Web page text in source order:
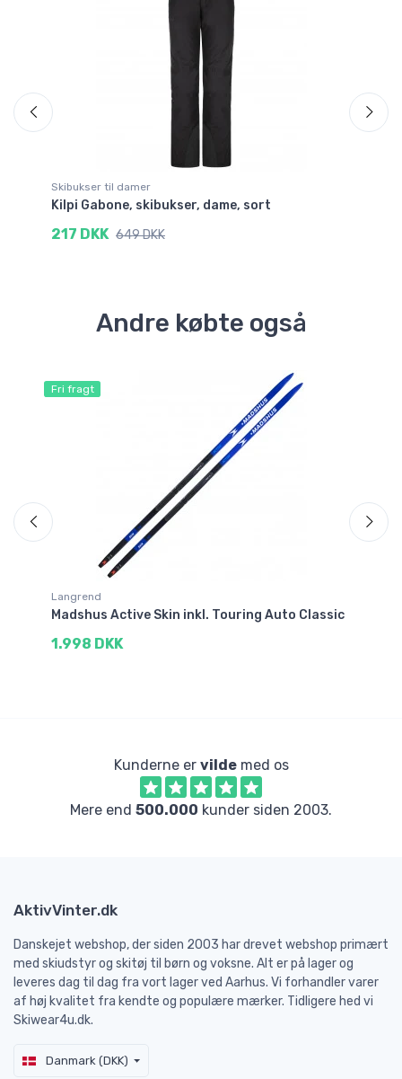
Skibukser til damer
Kilpi Gabone, skibukser, dame, sort
217 DKK 649 DKK
Andre købte også
Fri fragt
Langrend
Madshus Active Skin inkl. Touring Auto Classic
1.998 DKK
Kunderne er vildemed os
Mere end 500.000 kunder siden 2003.
AktivVinter.dk
Danskejet webshop, der siden 2003 har drevet webshop primært
med skiudstyr og skitøj til børn og voksne. Alt er på lager og
leveres dag til dag fra vort lager ved Aarhus. Vi forhandler varer
af høj kvalitet fra kendte og populære mærker. Tidligere hed vi
Skiwear4u.dk.
Danmark (DKK)